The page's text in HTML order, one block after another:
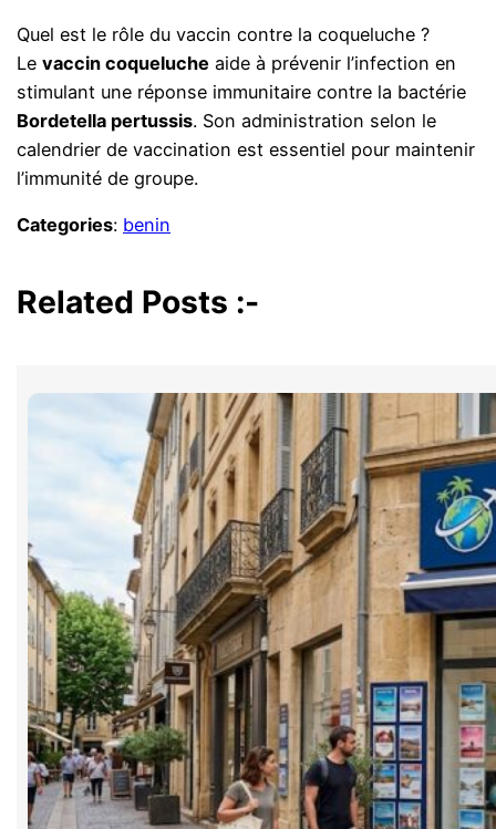
Quel est le rôle du vaccin contre la coqueluche ?
Levaccin coqueluche aide à prévenir l’infection en
stimulant une réponse immunitaire contre la bactérie
Bordetella pertussis. Son administration selon le
calendrier de vaccination est essentiel pour maintenir
l’immunité de groupe.
Categories: benin
Related Posts :-